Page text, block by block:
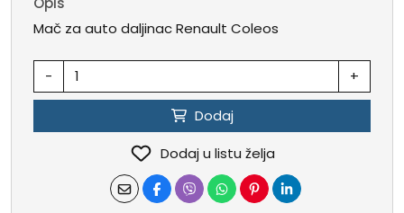
Mač za auto daljinac Renault Coleos
- +
Dodaj
Dodaj u listu želja